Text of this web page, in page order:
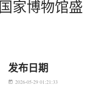
家博物馆盛
发布日期
today 2026-05-29 01:21:33